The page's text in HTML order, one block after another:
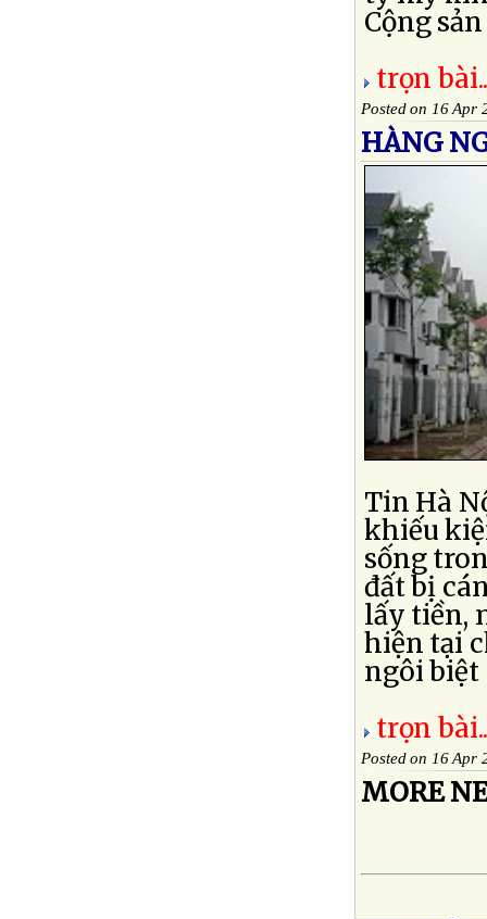
Cộng
trọn
Posted on 16 Apr
HÀNG
Tin Hà
khiếu
sống
đất bị
lấy tiền,
hiện tại
ngôi biệt
trọn
Posted on 16 Apr
MORE